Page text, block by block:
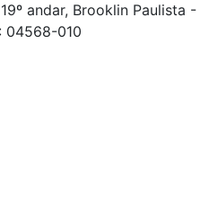
andar, Brooklin Paulista -
04568-010